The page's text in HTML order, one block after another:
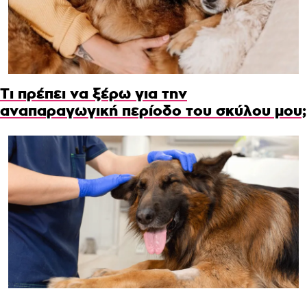
Τι πρέπει να ξέρω για την
αναπαραγωγική περίοδο του σκύλου μου;